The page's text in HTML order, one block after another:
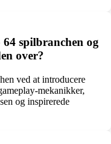
spilbranchen og
over?
ved at introducere
mekanikker,
og inspirerede